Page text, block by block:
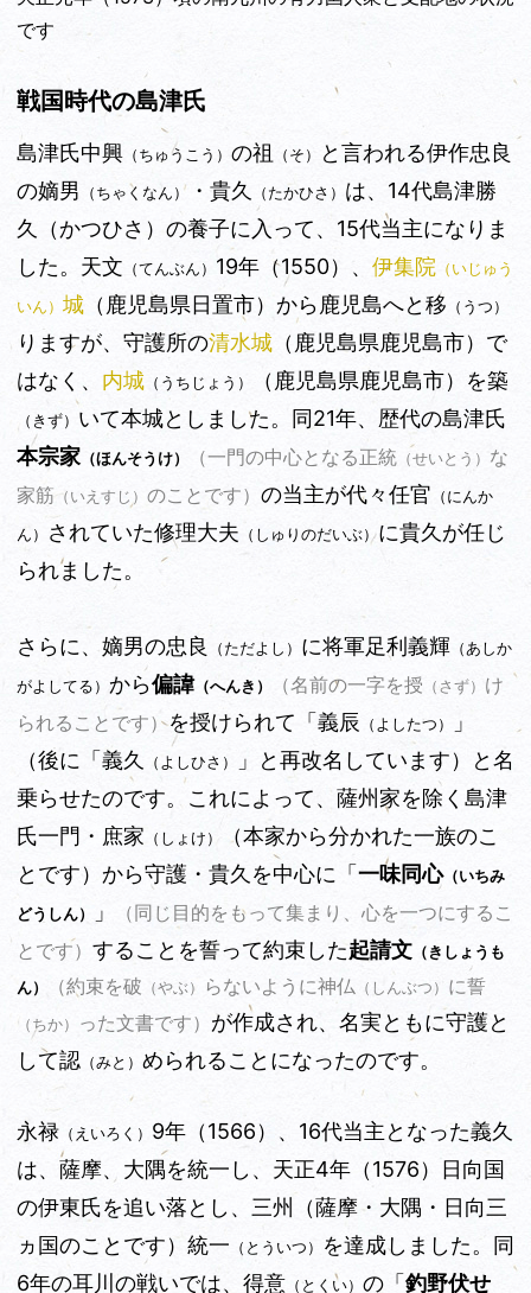
です
戦国時代の島津氏
島津氏中興 （ちゅうこう） の祖 （そ）
と言われる伊作忠良
の嫡男
（ちゃくなん） ・貴久 （たかひさ） は、14代島津勝
久（かつひさ）の養子に入って、15代当主になりま
した。天文 （てんぶん） 19年（1550）、 伊集院 （いじゅう
いん） 城 （鹿児島県日置市）から鹿児島へと移 （うつ）
りますが、守護所の清水城 （鹿児島県鹿児島市） で
はなく、 内城 （うちじょう） （鹿児島県鹿児島市） を築
（きず） いて本城としました。同21年、歴代の島津氏
本宗家 （ほんそうけ） （一門の中心となる正統 （せいとう） な
家筋 （いえすじ） のことです） の当主が代々任官 （にんか
ん）
されていた修理大夫 （しゅりのだいぶ）に貴久が任じ
られました。
さらに、嫡男の忠良 （ただよし） に将軍足利義輝 （あしか
がよしてる） から偏諱（へんき） （名前の一字を授 （さず） け
られることです）を授けられて「義辰 （よしたつ）
」
（後に「義久
（よしひさ）
」と再改名しています）と名
乗らせたのです。 これによって、薩州家を除く島津
氏一門・庶家 （しょけ）
（本家から分かれた一族のこ
とです）から守護・貴久を中心に「 一味同心（いちみ
どうしん）
」
（同じ目的をもって集まり、心を一つにするこ
とです） することを誓って約束した起請文 （きしょうも
ん）
（約束を破 （やぶ） らないように神仏 （しんぶつ） に誓
（ちか） った文書です） が作成され、名実ともに守護と
して認 （みと） められることになったのです。
永禄 （えいろく） 9年（1566）、16代当主となった義久
は、薩摩、大隅を統一し、天正4年（1576）日向国
の伊東氏を追い落とし、三州（薩摩・大隅・日向三
ヵ国のことです）統一 （とういつ）
を達成しました。同
6年の耳川の戦いでは、得意 （とくい） の「 釣野伏せ